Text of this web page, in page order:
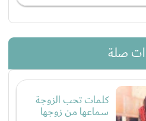
صلة
كلمات تحب الزوجة
سماعها من زوجها